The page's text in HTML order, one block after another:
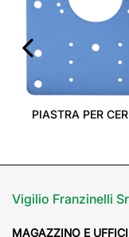
PIASTRA PER
Vigilio Franzinelli
MAGAZZINO E UFFICI